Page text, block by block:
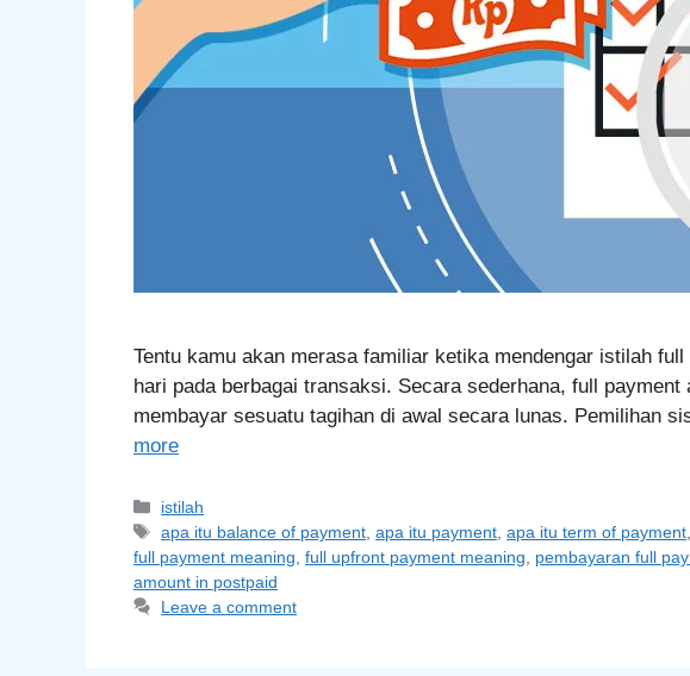
Tentu kamu akan merasa familiar ketika mendengar istilah
hari pada berbagai transaksi. Secara sederhana, full
membayar sesuatu tagihan di awal secara lunas. Pemilihan
more
Categories
istilah
Tags
apa itu balance of payment ,apa itu payment ,apa itu term of payment
full payment meaning full upfront payment meaning pembayaran full
amount in postpaid
Leave a comment